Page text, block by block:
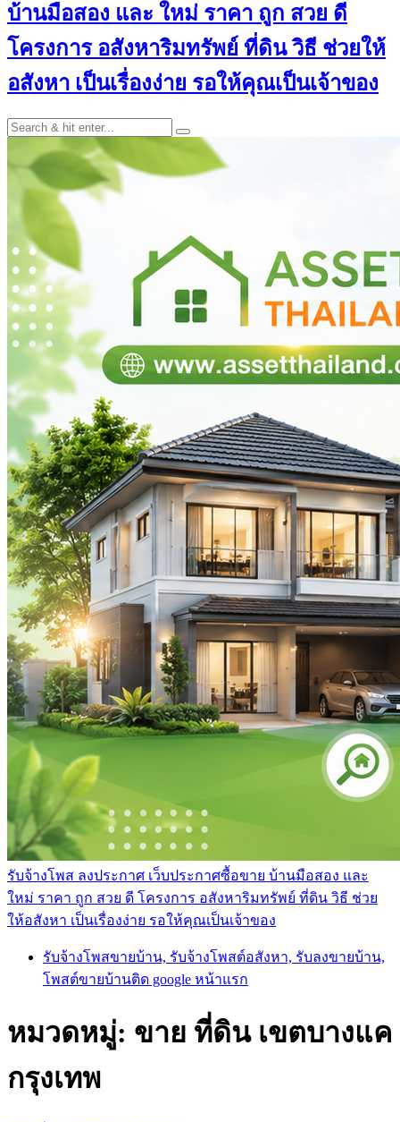
บ้านมือสอง และ ใหม่ ราคา ถูก สวย ดี
โครงการ อสังหาริมทรัพย์ ที่ดิน วิธี ช่วยให้
อสังหา เป็นเรื่องง่าย รอให้คุณเป็นเจ้าของ
รับจ้างโพส ลงประกาศ เว็บประกาศซื้อขาย บ้านมือสอง และ
ใหม่ ราคา ถูก สวย ดี โครงการ อสังหาริมทรัพย์ ที่ดิน วิธี ช่วย
ให้อสังหา เป็นเรื่องง่าย รอให้คุณเป็นเจ้าของ
รับจ้างโพสขายบ้าน, รับจ้างโพสต์อสังหา, รับลงขายบ้าน,
โพสต์ขายบ้านติด google หน้าแรก
หมวดหมู่: ขาย ที่ดิน เขตบางแค
กรุงเทพ